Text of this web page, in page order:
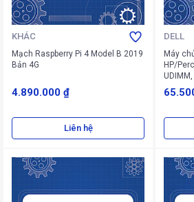
KHÁC
Mạch Raspberry Pi 4 Model B 2019
Bản 4G
4.890.000 ₫
Liên hệ
DELL
Máy
HP/
NLSAS
Hard